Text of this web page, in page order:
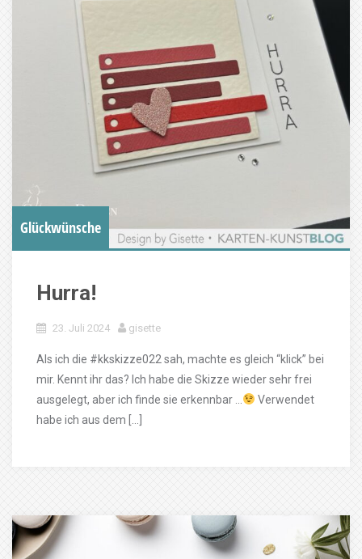
Glückwünsche
Hurra!
23. Juli 2024 gisette
Als ich die #kkskizze022 sah, machte es gleich “klick” bei
mir. Kennt ihr das? Ich habe die Skizze wieder sehr frei
ausgelegt, aber ich finde sie erkennbar …
Verwendet
habe ich aus dem […]